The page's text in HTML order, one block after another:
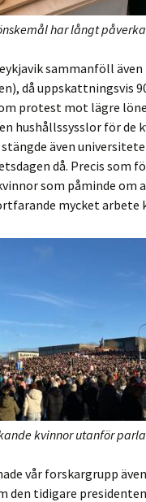
har långt
sammanföll även
då uppskattningsvis
protest mot lägre
hushållssysslor för de
även
då. Precis som
som påminde om
mycket arbete
kvinnor utanför
vår forskargrupp
den tidigare